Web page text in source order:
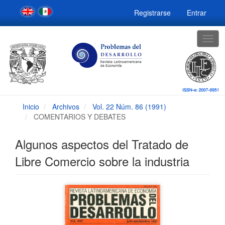
Navegación
principal
Contenido
Barra
lateral
Registrarse Entrar
Inicio Archivos
Vol. 22 Núm. 86 (1991)
COMENTARIOS Y DEBATES
Algunos aspectos del Tratado de
Libre Comercio sobre la industria